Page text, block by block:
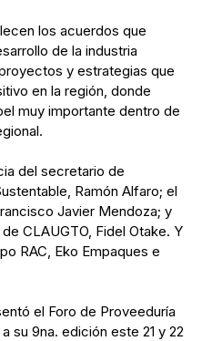
los acuerdos que
de la industria
y estrategias que
en la región, donde
muy importante dentro de
del secretario de
Ramón Alfaro; el
Javier Mendoza; y
CLAUGTO, Fidel Otake. Y
RAC, Eko Empaques e
el Foro de Proveeduría
su 9na. edición este 21 y 22